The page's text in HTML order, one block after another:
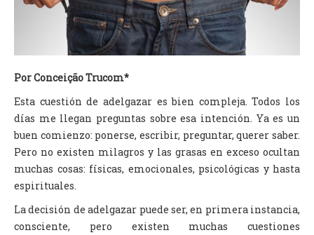
FALE CONOSCO
ASSINE O SITE
Por Conceição Trucom*
Esta cuestión de adelgazar es bien compleja. Todos los
días me llegan preguntas sobre esa intención. Ya es un
buen comienzo: ponerse, escribir, preguntar, querer saber.
Pero no existen milagros y las grasas en exceso ocultan
muchas cosas: físicas, emocionales, psicológicas y hasta
espirituales.
La decisión de adelgazar puede ser, en primera instancia,
consciente, pero existen muchas cuestiones